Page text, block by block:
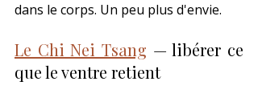
dans le corps. Un peu plus d'envie.
Le Chi Nei Tsang — libérer ce
que le ventre retient